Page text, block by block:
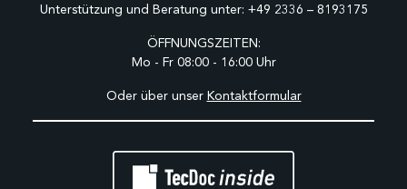
Unterstützung und Beratung unter: +49 2336 – 8193175
ÖFFNUNGSZEITEN:
Mo - Fr 08:00 - 16:00 Uhr
Oder über unser Kontaktformular